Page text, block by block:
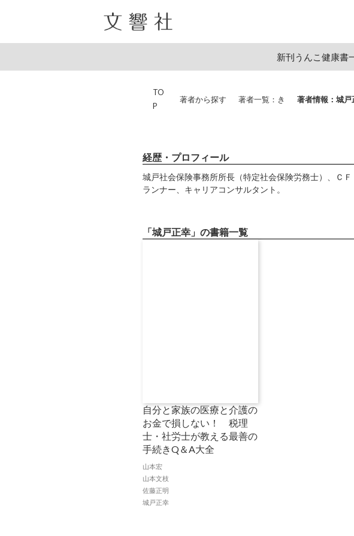
新刊うんこ 健康書
TO
P
著者から探す 著者一覧：き 著者情報：城戸
経歴・プロフィール
城戸社会保険事務所所長（特定社会保険労務士）、Ｃ
ランナー、キャリアコンサルタント。
「城戸正幸」の書籍一覧
自分と家族の医療と介護の
お金で損しない！ 税理
士・社労士が教える最善の
手続きQ＆A大全
山本宏
山本文枝
佐藤正明
城戸正幸